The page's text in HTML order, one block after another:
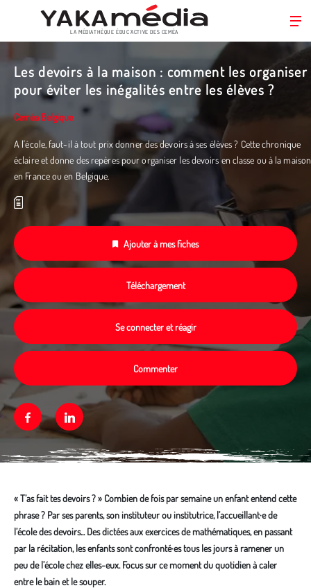
principal
LA MÉDIATHÈQUE ÉDUC’ACTIVE DES CEMÉA
Les devoirs à la maison : comment les organiser
pour éviter les inégalités entre les élèves ?
Ceméa Belgique
A l'école, faut-il à tout prix donner des devoirs à ses élèves ? Cette chronique
éclaire et donne des repères pour organiser les devoirs en classe ou à la maison
en France ou en Belgique.
Ajouter à mes fiches
Téléchargement
Se connecter et réagir
Commenter
FacebookLinkedin
« T’as fait tes devoirs ? » Combien de fois par semaine un enfant entend cette
phrase ? Par ses parents, son instituteur ou institutrice, l’accueillant·e de
l’école des devoirs... Des dictées aux exercices de mathématiques, en passant
par la récitation, les enfants sont confronté·es tous les jours à ramener un
peu de l’école chez elles-eux. Focus sur ce moment du quotidien à caler
entre le bain et le souper.